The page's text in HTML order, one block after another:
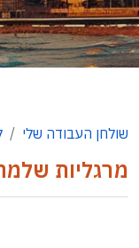
שולחן העבודה שלי
מרגליות